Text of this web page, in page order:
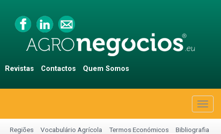
Revistas Contactos Quem Somos
Regiões Vocabulário Agrícola Termos Económicos Bibliografia